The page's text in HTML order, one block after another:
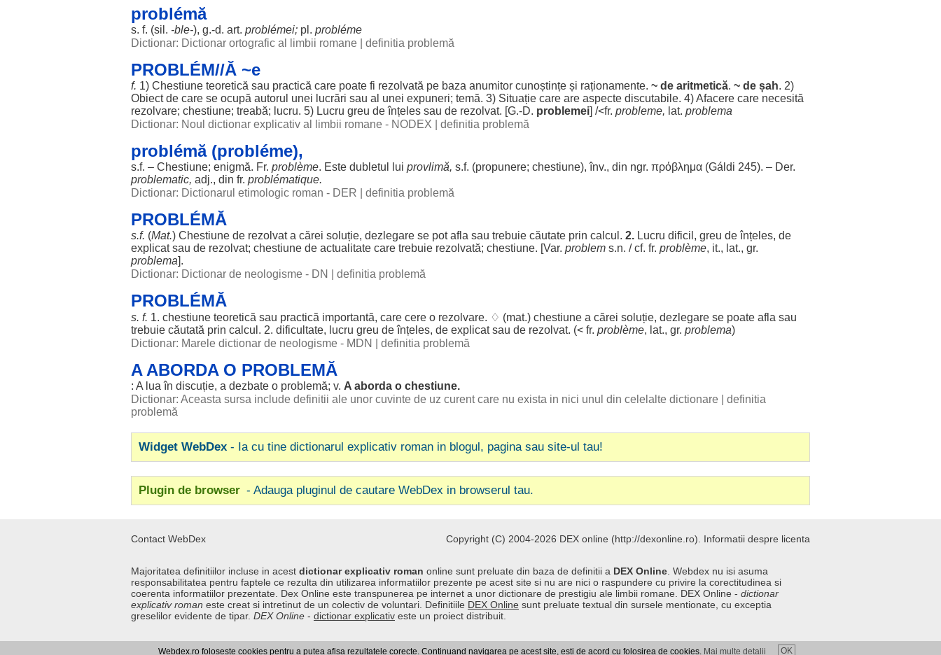
problémă
s. f. (sil . -ble-), g.-d. art. problémei; pl. probléme
Dictionar: Dictionar ortografic al limbii romane
definitia problemă
PROBLÉM//Ă ~e
f. 1) Chestiune teoretică sau practică care poate fi rezolvată pe baza anumitor cunoștințe și raționamente. ~ de aritmetică. ~ de șah. 2)
Obiectde care se ocupă autorul unei lucrări sau al unei expuneri; temă. 3) Situație care are aspecte discutabile. 4)Afacere care necesită
rezolvare; chestiune; treabă; lucru. 5) Lucru greu deînțeles sau de rezolvat. [G.-D. problemei] /<fr. probleme, lat. problema
Dictionar: Noul dictionar explicativ al limbii romane - NODEX
definitia problemă
problémă (probléme),
s.f. – Chestiune; enigmă. Fr. problème. Este dubletul lui provlimă, s.f. (propunere; chestiune), înv., din ngr. πρόβλημα (Gáldi 245). – Der.
problematic, adj., din fr. problématique.
Dictionar: Dictionarul etimologic roman - DER
definitia problemă
PROBLÉMĂ
s.f. (Mat.) Chestiune de rezolvata cărei soluție, dezlegare se pot afla sau trebuie căutate prin calcul . 2. Lucru dificil , greu deînțeles, de
explicatsau de rezolvat; chestiune de actualitate care trebuie rezolvată; chestiune. [Var. problem s.n. / cf. fr. problème, it., lat., gr.
problema].
Dictionar: Dictionar de neologisme - DN
definitia problemă
PROBLÉMĂ
s. f. 1. chestiune teoretică sau practică importantă, care cere o rezolvare. ♢ (mat.) chestiune a cărei soluție, dezlegare se poate afla sau
trebuie căutată prin calcul . 2. dificultate, lucru greu deînțeles, de explicatsau de rezolvat. (< fr. problème, lat., gr. problema)
Dictionar: Marele dictionar de neologisme - MDN
definitia problemă
A ABORDA O PROBLEMĂ
: A lua în discuție, a dezbate o problemă; v. A aborda o chestiune.
Dictionar: Aceasta sursa include definitii ale unor cuvinte de uz curent care nu exista in nici unul din celelalte dictionare
definitia
problemă
Widget WebDex - Ia cu tine dictionarul explicativ roman in blogul, pagina sau site-ul tau!
Plugin de browser - Adauga pluginul de cautare WebDex in browserul tau.
Contact WebDex Copyright (C) 2004-2026 DEX online (http://dexonline.ro). Informatii despre licenta
Majoritatea definitiilor incluse in acest dictionar explicativ roman online sunt preluate din baza de definitii a DEX Online . Webdex nu isi asuma
responsabilitatea pentru faptele ce rezulta din utilizarea informatiilor prezente pe acest site si nu are nici o raspundere cu privire la corectitudinea si
coerenta informatiilor prezentate. Dex Online este transpunerea pe internet a unor dictionare de prestigiu ale limbii romane. DEX Online - dictionar
explicativ roman este creat si intretinut de un colectiv de voluntari. Definitiile DEX Online sunt preluate textual din sursele mentionate, cu exceptia
greselilor evidente de tipar. DEX Online - dictionar explicativ este un proiect distribuit.
Curs valutar|Kurs walut|Pret fier vechi
Webdex.ro foloseste cookies pentru a putea afisa rezultatele corecte. Continuand navigarea pe acest site, esti de acord cu folosirea de cookies. Mai multe detalii OK